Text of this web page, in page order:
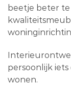
beetje beter
persoonlijk
wonen.